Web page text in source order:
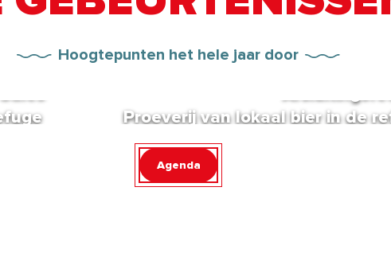
Hoogtepunten het hele jaar door20
SEP
Proeverij van lokaal bier in de
Agenda